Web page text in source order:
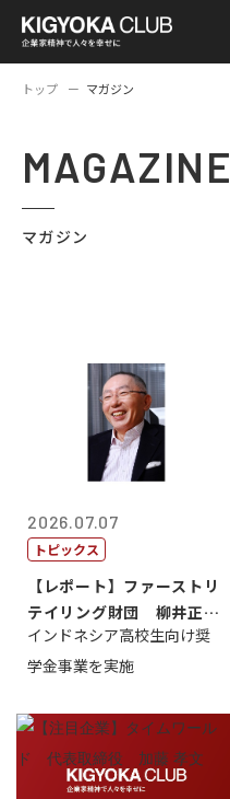
トップ マガジン
MAGAZINE
マガジン
2026.07.07
トピックス
【レポート】ファーストリ
テイリング財団 柳井正
理事長
インドネシア高校生向け奨
学金事業を実施